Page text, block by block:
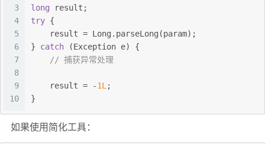
3
4
5
6
7
8
9
10
long result;
try {
    result = Long.parseLong(param);
} catch (Exception e) {
// 捕获异常处理
    result = -
1L ;
}
如果使用简化工具：